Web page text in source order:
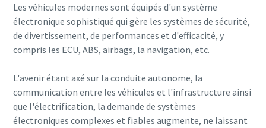
Les véhicules modernes sont équipés d'un système
électronique sophistiqué qui gère les systèmes de sécurité,
de divertissement, de performances et d'efficacité, y
compris les ECU, ABS, airbags, la navigation, etc.
L'avenir étant axé sur la conduite autonome, la
communication entre les véhicules et l'infrastructure ainsi
que l'électrification, la demande de systèmes
électroniques complexes et fiables augmente, ne laissant